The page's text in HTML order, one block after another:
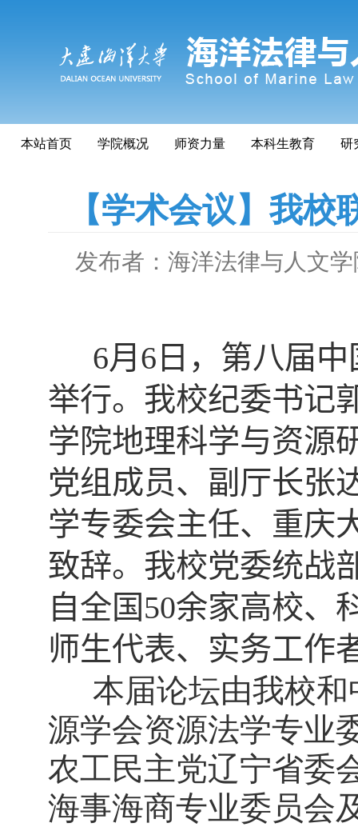
本站首页 学院概况 师资力量 本科生教育 研
【学术会议】我
发布者：海洋法律与人文
6月 6 日，第八届
举行。我校纪委书记
学院地理科学与资源
党组成员、副厅长张
学专委会主任、重庆
致辞。我校党委统战
自全国50余家高校、
师生代表、实务工作
本届论坛由我校
源学会资源法学专业
农工民主党辽宁省委
海事海商专业委员会